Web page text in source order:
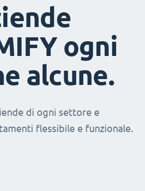
ogni
alcune.
di ogni settore e
flessibile e funzionale.